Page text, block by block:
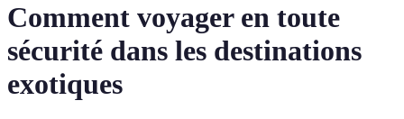
Comment voyager en toute
sécurité dans les destinations
exotiques